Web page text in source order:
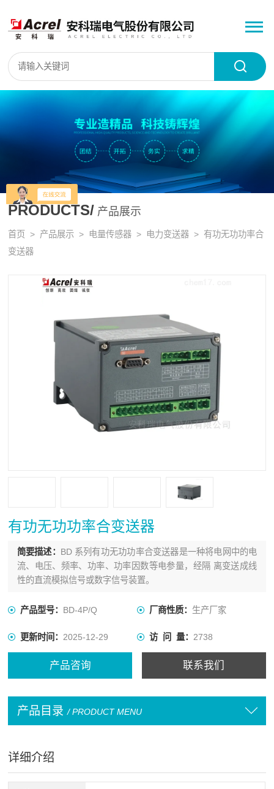
PRODUCTS/ 产品展示
首页 > 产品展示 > 电量传感器 > 电力变送器 > 有功无功功率合
变送器
有功无功功率合变送器
简要描述： BD 系列有功无功功率合变送器是一种将电网中的电
流、电压、频率、功率、功率因数等电参量，经隔 离变送成线
性的直流模拟信号或数字信号装置。
产品型号： BD-4P/Q 厂商性质： 生产厂家
更新时间：2025-12-29 访 问 量： 2738
产品咨询 联系我们
产品目录 / PRODUCT MENU
详细介绍